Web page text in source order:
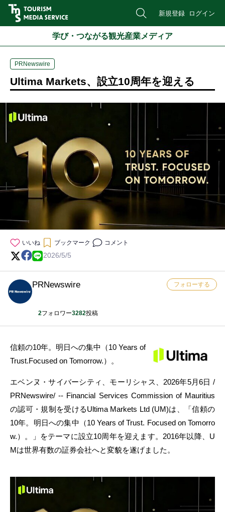
新規登録 ログイン
学び・つながる観光産業メディア
PRNewswire
Ultima Markets、設立10周年を迎える
いいね ブックマーク コメント
2026/5/5
PRNewswire
2フォロワー3282投稿
フォローする
信頼の10年。明日への集中（10 Years of
Trust.Focused on Tomorrow.）。
エベンヌ・サイバーシティ、モーリシャス、2026年5月6日 /
PRNewswire/ -- Financial Services Commission of Mauritius
の認可・規制を受けるUltima Markets Ltd (UM)は、「信頼の
10年。明日への集中（10 Years of Trust. Focused on Tomorro
w.）。」をテーマに設立10周年を迎えます。2016年以降、U
Mは世界有数の証券会社へと変貌を遂げました。